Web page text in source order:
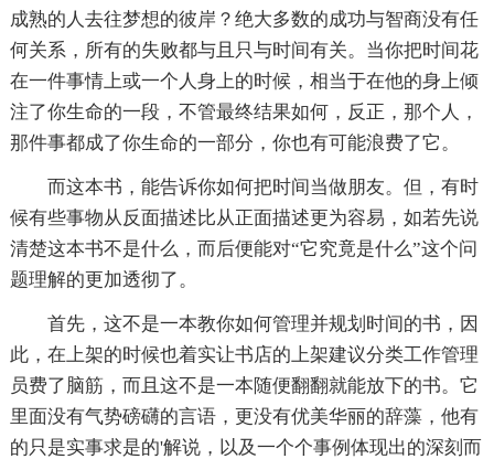
成熟的人去往梦想的彼岸？绝大多数的成功与智商没有任
何关系，所有的失败都与且只与时间有关。当你把时间花
在一件事情上或一个人身上的时候，相当于在他的身上倾
注了你生命的一段，不管最终结果如何，反正，那个人，
那件事都成了你生命的一部分，你也有可能浪费了它。
而这本书，能告诉你如何把时间当做朋友。但，有时
候有些事物从反面描述比从正面描述更为容易，如若先说
清楚这本书不是什么，而后便能对“它究竟是什么”这个问
题理解的更加透彻了。
首先，这不是一本教你如何管理并规划时间的书，因
此，在上架的时候也着实让书店的上架建议分类工作管理
员费了脑筋，而且这不是一本随便翻翻就能放下的书。它
里面没有气势磅礴的言语，更没有优美华丽的辞藻，他有
的只是实事求是的'解说，以及一个个事例体现出的深刻而